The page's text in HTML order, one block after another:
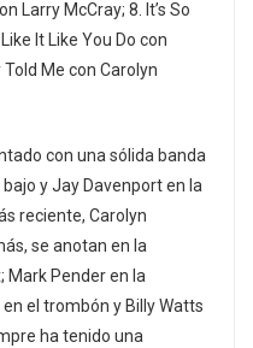
Larry McCray; 8. It’s So
It Like You Do con
Me con Carolyn
con una sólida banda
y Jay Davenport en la
reciente, Carolyn
se anotan en la
Mark Pender en la
el trombón y Billy Watts
ha tenido una